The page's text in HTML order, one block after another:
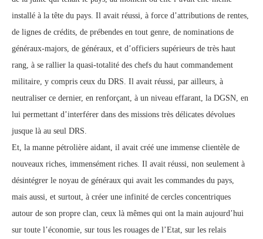
installé à la tête du pays. Il avait réussi, à force d’attributions de rentes,
de lignes de crédits, de prébendes en tout genre, de nominations de
généraux-majors, de généraux, et d’officiers supérieurs de très haut
rang, à se rallier la quasi-totalité des chefs du haut commandement
militaire, y compris ceux du DRS. Il avait réussi, par ailleurs, à
neutraliser ce dernier, en renforçant, à un niveau effarant, la DGSN, en
lui permettant d’interférer dans des missions très délicates dévolues
jusque là au seul DRS.
Et, la manne pétrolière aidant, il avait créé une immense clientèle de
nouveaux riches, immensément riches. Il avait réussi, non seulement à
désintégrer le noyau de généraux qui avait les commandes du pays,
mais aussi, et surtout, à créer une infinité de cercles concentriques
autour de son propre clan, ceux là mêmes qui ont la main aujourd’hui
sur toute l’économie, sur tous les rouages de l’Etat, sur les relais